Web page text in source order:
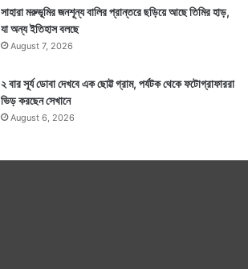
সাহারা মরুভূমির জনশূন্য বালির প্রান্তরে ছড়িয়ে আছে তিমির হাড়,
যা অন্য ইতিহাস বলছে
August 7, 2026
২ বার সূর্য ডোবা দেখবে এক ছোট্ট গ্রাম, পর্যটক থেকে ফটোগ্রাফাররা
ভিড় করছেন সেখানে
August 6, 2026